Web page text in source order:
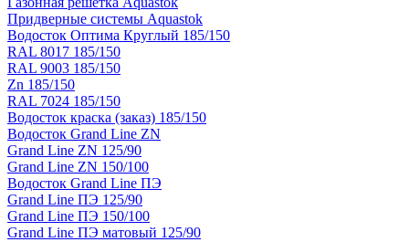
Придверные системы Aquastok
Водосток Оптима Круглый 185/150
RAL 8017 185/150
RAL 9003 185/150
Zn 185/150
RAL 7024 185/150
Водосток краска (заказ) 185/150
Водосток Grand Line ZN
Grand Line ZN 125/90
Grand Line ZN 150/100
Водосток Grand Line ПЭ
Grand Line ПЭ 125/90
Grand Line ПЭ 150/100
Grand Line ПЭ матовый 125/90